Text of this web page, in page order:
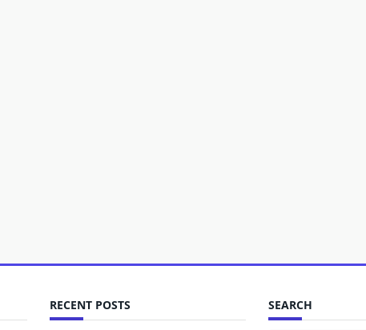
RECENT POSTS SEARCH